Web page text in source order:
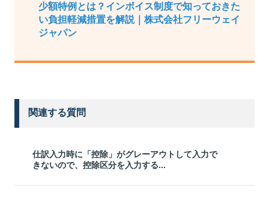
少額特例とは？インボイス制度で知っておきた
い負担軽減措置を解説｜株式会社フリーウェイ
ジャパン
関連する質問
仕訳入力時に「控除」がグレーアウトして入力で
きないので、控除区分を入力する...